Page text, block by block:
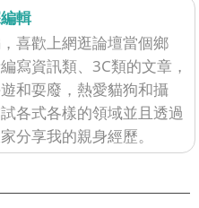
輯
喜歡上網逛論壇當個鄉
寫資訊類、3C類的文章，
和耍廢，熱愛貓狗和攝
各式各樣的領域並且透過
分享我的親身經歷。